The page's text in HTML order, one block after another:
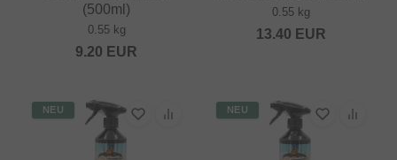
(500ml)
0.55 kg
9.20 EUR
0.55 kg
13.40 EUR
NEU NEU